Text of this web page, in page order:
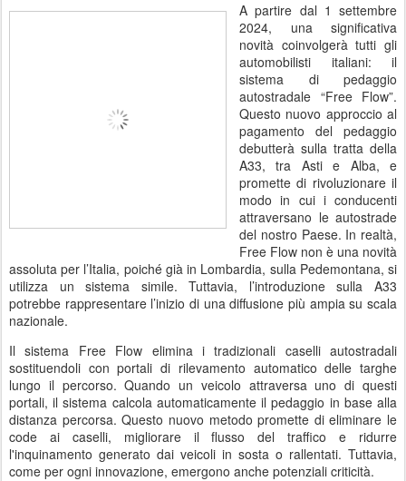
A partire dal 1 settembre
2024, una significativa
novità coinvolgerà tutti gli
automobilisti italiani: il
sistema di pedaggio
autostradale “Free Flow”.
Questo nuovo approccio al
pagamento del pedaggio
debutterà sulla tratta della
A33, tra Asti e Alba, e
promette di rivoluzionare il
modo in cui i conducenti
attraversano le autostrade
del nostro Paese. In realtà,
Free Flow non è una novità
assoluta per l’Italia, poiché già in Lombardia, sulla Pedemontana, si
utilizza un sistema simile. Tuttavia, l’introduzione sulla A33
potrebbe rappresentare l’inizio di una diffusione più ampia su scala
nazionale.
Il sistema Free Flow elimina i tradizionali caselli autostradali
sostituendoli con portali di rilevamento automatico delle targhe
lungo il percorso. Quando un veicolo attraversa uno di questi
portali, il sistema calcola automaticamente il pedaggio in base alla
distanza percorsa. Questo nuovo metodo promette di eliminare le
code ai caselli, migliorare il flusso del traffico e ridurre
l'inquinamento generato dai veicoli in sosta o rallentati. Tuttavia,
come per ogni innovazione, emergono anche potenziali criticità.